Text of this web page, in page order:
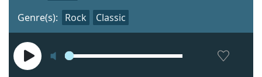
Genre(s): Rock Classic